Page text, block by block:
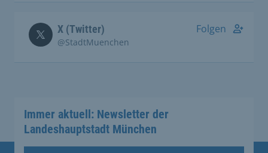
X (Twitter)
@StadtMuenchen
Folgen
Immer aktuell: Newsletter der
Landeshauptstadt München